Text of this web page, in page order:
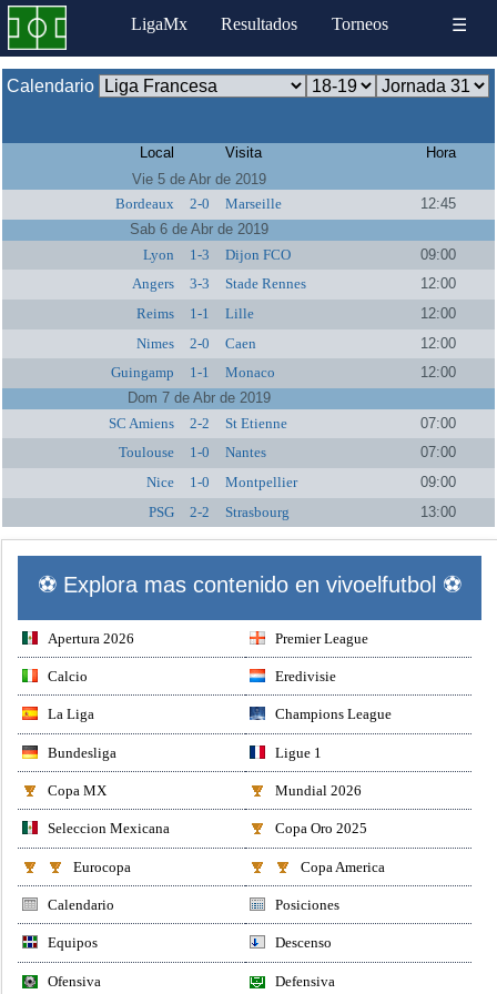
LigaMx Resultados Torneos ☰
Calendario
Local Visita
Hora
Vie 5 de Abr de 2019
Bordeaux
2-0 Marseille
12:45
Sab 6 de Abr de 2019
Lyon
1-3 Dijon FCO
09:00
Angers
3-3 Stade Rennes
12:00
Reims
1-1 Lille
12:00
Nimes
2-0 Caen
12:00
Guingamp
1-1 Monaco
12:00
Dom 7 de Abr de 2019
SC Amiens
2-2 St Etienne
07:00
Toulouse
1-0 Nantes
07:00
Nice
1-0 Montpellier
09:00
PSG
2-2 Strasbourg 13:00
⚽ Explora mas contenido en vivoelfutbol ⚽
Apertura 2026 Premier League
Calcio Eredivisie
La Liga Champions League
Bundesliga Ligue 1
Copa MX Mundial 2026
Seleccion Mexicana Copa Oro 2025
Eurocopa Copa America
Calendario Posiciones
Equipos Descenso
Ofensiva Defensiva